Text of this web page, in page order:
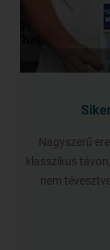
Nagyszerű
klasszikus
nem